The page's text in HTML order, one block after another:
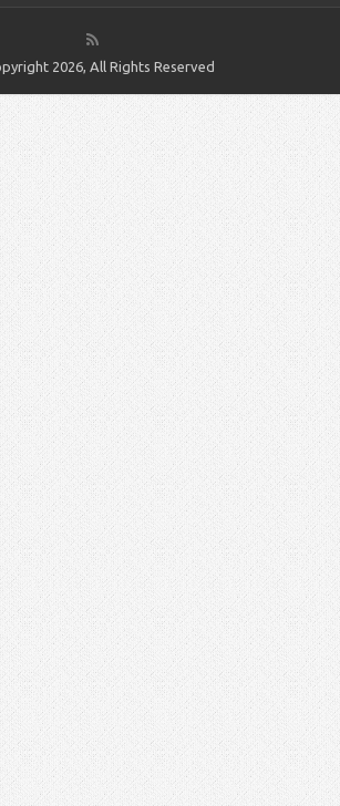
2026, All Rights Reserved